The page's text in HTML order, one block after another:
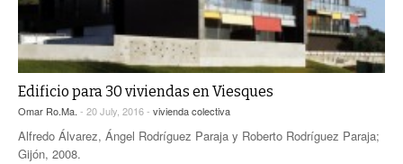
Edificio para 30 viviendas en Viesques
Omar Ro.Ma. - 20 July, 2016 - vivienda colectiva
Alfredo Álvarez, Ángel Rodríguez Paraja y Roberto Rodríguez Paraja;
Gijón, 2008.